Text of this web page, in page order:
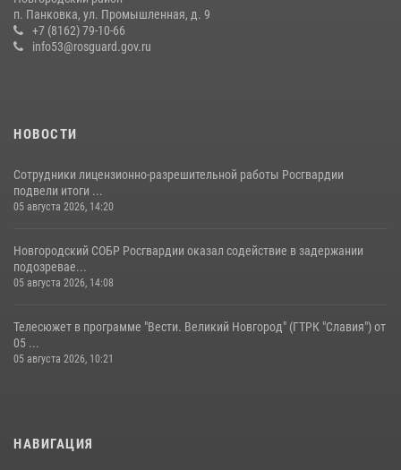
Новгородские росгвардейцы рассказали о службе детям из летнего
лагеря «Волынь»
п. Панковка, ул. Промышленная, д. 9
+7 (8162) 79-10-66
info53@rosguard.gov.ru
НОВОСТИ
Сотрудники лицензионно-разрешительной работы Росгвардии
подвели итоги ...
05 августа 2026, 14:20
Новгородский СОБР Росгвардии оказал содействие в задержании
подозревае...
05 августа 2026, 14:08
Телесюжет в программе "Вести. Великий Новгород" (ГТРК "Славия") от
05 ...
05 августа 2026, 10:21
НАВИГАЦИЯ